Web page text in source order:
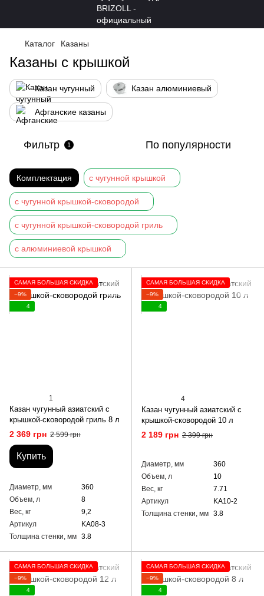
Каталог Казаны
Казаны с крышкой
Казан чугунный Казан алюминиевый
Афганские казаны
Фильтр 1 По популярности
Комплектация с чугунной крышкой
с чугунной крышкой-сковородой
с чугунной крышкой-сковородой гриль
с алюминиевой крышкой
САМАЯ БОЛЬШАЯ СКИДКА
−9%
4
1
Казан чугунный азиатский с
крышкой-сковородой гриль 8 л
2 369 грн 2 599 грн
Купить
Диаметр, мм
360
Объем, л
8
Вес, кг
9,2
Артикул
KA08-3
Толщина стенки, мм 3.8
САМАЯ БОЛЬШАЯ СКИДКА
−9%
4
4
Казан чугунный азиатский с
крышкой-сковородой 10 л
2 189 грн 2 399 грн
Диаметр, мм
360
Объем, л
10
Вес, кг
7.71
Артикул
KA10-2
Толщина стенки, мм 3.8
САМАЯ БОЛЬШАЯ СКИДКА
−9%
4
САМАЯ БОЛЬШАЯ СКИДКА
−9%
4